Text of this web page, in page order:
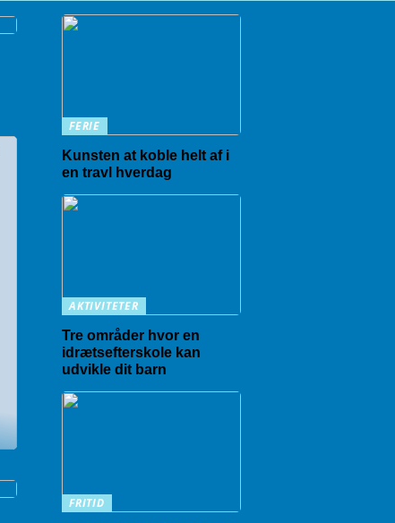
FERIE
Kunsten at koble helt af i
en travl hverdag
AKTIVITETER
Tre områder hvor en
idrætsefterskole kan
udvikle dit barn
FRITID